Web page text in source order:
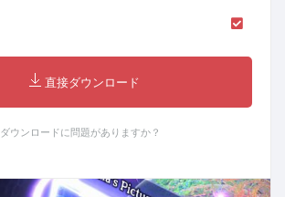
直接ダウンロード
ダウンロードに問題がありますか？